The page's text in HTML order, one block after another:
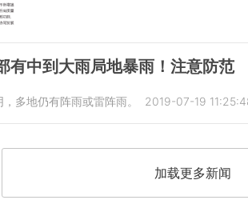
有中到大雨局地暴雨！注意防范
多地仍有阵雨或雷阵雨。 2019-07-19
加载更多新闻